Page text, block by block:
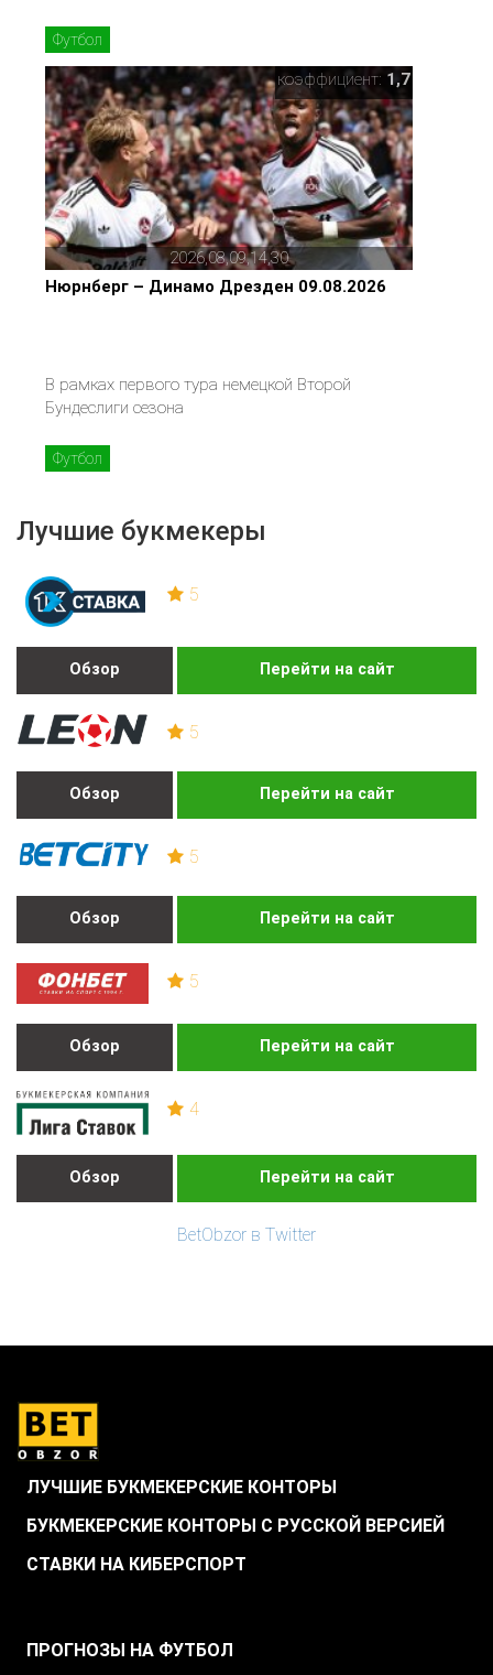
Лучшие букмекеры
5
Обзор Перейти на сайт
5
Обзор Перейти на сайт
5
Обзор Перейти на сайт
5
Обзор Перейти на сайт
4
Обзор Перейти на сайт
BetObzor в Twitter
Футбол
2026,08,09,14,30
коэффициент: 1,7
Нюрнберг – Динамо Дрезден 09.08.2026
В рамках первого тура немецкой Второй
Бундеслиги сезона
Футбол
ЛУЧШИЕ БУКМЕКЕРСКИЕ КОНТОРЫ
БУКМЕКЕРСКИЕ КОНТОРЫ С РУССКОЙ ВЕРСИЕЙ
СТАВКИ НА КИБЕРСПОРТ
ПРОГНОЗЫ НА ФУТБОЛ